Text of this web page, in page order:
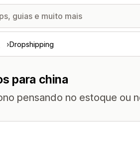
Dropshipping
para china
pensando no estoque ou